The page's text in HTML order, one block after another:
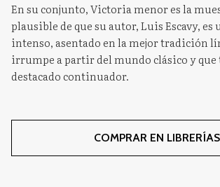
En su conjunto, Victoria menor es la
plausible de que su autor, Luis Escavy, es
intenso, asentado en la mejor tradición
irrumpe a partir del mundo clásico y que
destacado continuador.
COMPRAR EN LIBRERÍAS